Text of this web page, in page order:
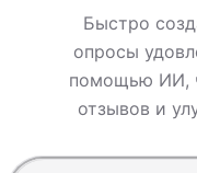
ВОЙТИ
Быстро
опросы
помощью ИИ,
отзывов и